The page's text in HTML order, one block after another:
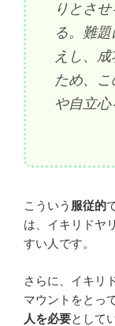
りとさ
る。難
えし、
ため、
や自立心
こういう 服従的
は、イキリドヤ
すい人です。
さらに、イキリ
マウントをとっ
人を必要として